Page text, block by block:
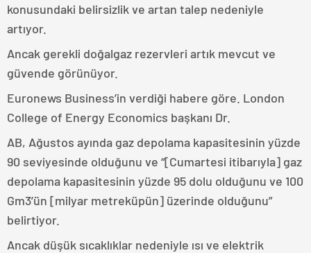
konusundaki belirsizlik ve artan talep nedeniyle
artıyor.
Ancak gerekli doğalgaz rezervleri artık mevcut ve
güvende görünüyor.
Euronews Business’in verdiği habere göre. London
College of Energy Economics başkanı Dr.
AB, Ağustos ayında gaz depolama kapasitesinin yüzde
90 seviyesinde olduğunu ve “[Cumartesi itibarıyla] gaz
depolama kapasitesinin yüzde 95 dolu olduğunu ve 100
Gm3’ün [milyar metreküpün] üzerinde olduğunu”
belirtiyor.
Ancak düşük sıcaklıklar nedeniyle ısı ve elektrik